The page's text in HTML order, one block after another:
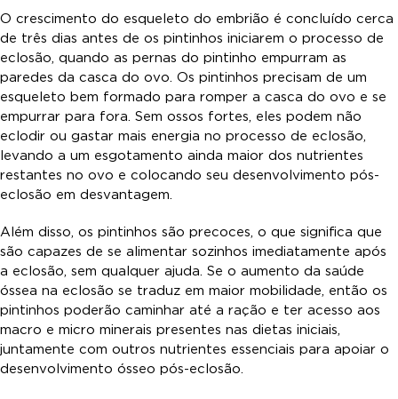
O crescimento do esqueleto do embrião é concluído cerca
de três dias antes de os pintinhos iniciarem o processo de
eclosão, quando as pernas do pintinho empurram as
paredes da casca do ovo. Os pintinhos precisam de um
esqueleto bem formado para romper a casca do ovo e se
empurrar para fora. Sem ossos fortes, eles podem não
eclodir ou gastar mais energia no processo de eclosão,
levando a um esgotamento ainda maior dos nutrientes
restantes no ovo e colocando seu desenvolvimento pós-
eclosão em desvantagem.
Além disso, os pintinhos são precoces, o que significa que
são capazes de se alimentar sozinhos imediatamente após
a eclosão, sem qualquer ajuda. Se o aumento da saúde
óssea na eclosão se traduz em maior mobilidade, então os
pintinhos poderão caminhar até a ração e ter acesso aos
macro e micro minerais presentes nas dietas iniciais,
juntamente com outros nutrientes essenciais para apoiar o
desenvolvimento ósseo pós-eclosão.